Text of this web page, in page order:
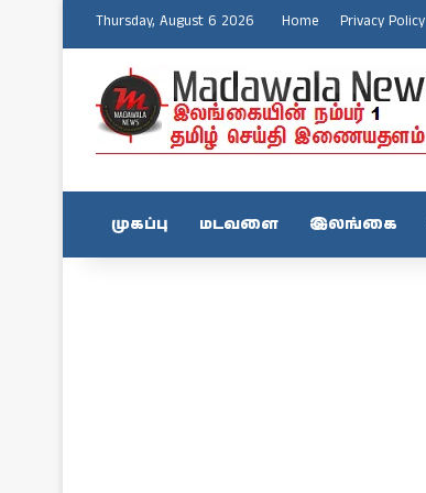
Thursday, August 6 2026 Home Privacy Policy
முகப்பு மடவளை இலங்கை